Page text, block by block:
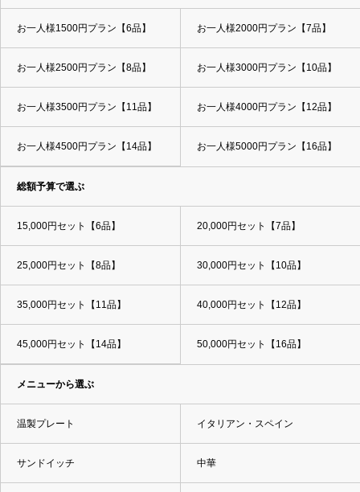
お一人様1500円プラン【6品】 お一人様2000円プラン【7品】
お一人様2500円プラン【8品】 お一人様3000円プラン【10品】
お一人様3500円プラン【11品】 お一人様4000円プラン【12品】
お一人様4500円プラン【14品】 お一人様5000円プラン【16品】
総額予算で選ぶ
15,000円セット【6品】 20,000円セット【7品】
25,000円セット【8品】 30,000円セット【10品】
35,000円セット【11品】 40,000円セット【12品】
45,000円セット【14品】 50,000円セット【16品】
メニューから選ぶ
温製プレート イタリアン・スペイン
サンドイッチ 中華